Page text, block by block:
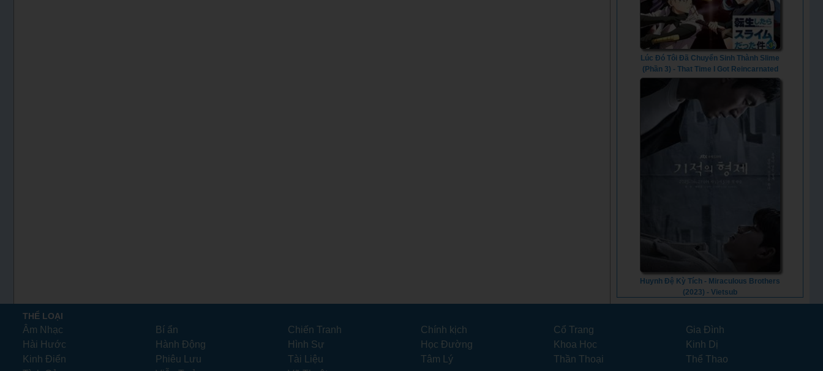
Lúc Đó Tôi Đã Chuyển Sinh Thành Slime
(Phần 3) - That Time I Got Reincarnated
As A Slime (Season 3) (2024) - Vietsub
Huynh Đệ Kỳ Tích - Miraculous Brothers
(2023) - Vietsub
THỂ LOẠI
Âm Nhạc Bí ẩn Chiến Tranh Chính kịch Cổ Trang
Gia Đình
Hài Hước
Hành Động Hình Sự Học Đường Khoa Học
Kinh Dị
Kinh Điển
Phiêu Lưu Tài Liệu Tâm Lý Thần Thoại
Thể Thao